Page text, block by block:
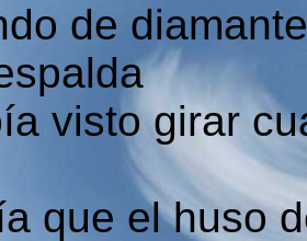
de
visto girar
que el huso